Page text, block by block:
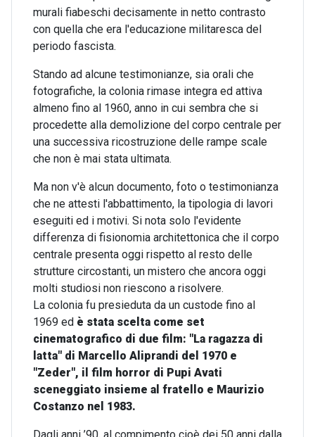
murali fiabeschi decisamente in netto contrasto
con quella che era l'educazione militaresca del
periodo fascista.
Stando ad alcune testimonianze, sia orali che
fotografiche, la colonia rimase integra ed attiva
almeno fino al 1960, anno in cui sembra che si
procedette alla demolizione del corpo centrale per
una successiva ricostruzione delle rampe scale
che non è mai stata ultimata.
Ma non v'è alcun documento, foto o testimonianza
che ne attesti l'abbattimento, la tipologia di lavori
eseguiti ed i motivi. Si nota solo l'evidente
differenza di fisionomia architettonica che il corpo
centrale presenta oggi rispetto al resto delle
strutture circostanti, un mistero che ancora oggi
molti studiosi non riescono a risolvere.
La colonia fu presieduta da un custode fino al
1969 ed è stata scelta come set
cinematografico di due film: "La ragazza di
latta" di Marcello Aliprandi del 1970 e
"Zeder", il film horror di Pupi Avati
sceneggiato insieme al fratello e Maurizio
Costanzo nel 1983.